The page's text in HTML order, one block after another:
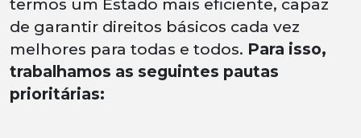
de garantir direitos básicos cada vez
melhores para todas e todos. Para isso,
trabalhamos as seguintes pautas
prioritárias: